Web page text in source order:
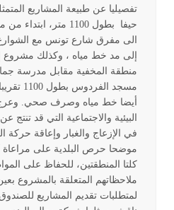
تفصيليا عن طبيعة المشاريع
حيفا بطول 1100 متر،
الى مفرق شارع تونس مع الشوارع
إلى مد خط مياه ، وكذلك مشروع
منطقة المخفية مقابل مدرسة
مسجد
أيضا خط مياه وصرف صحي. وعرج
البيئية والاجتماعية التي قد تنتج
في الإزعاج والغبار وإعاقة حركة
موضحا حرص البلدية على مراعاة
كلتا المنطقتين، للحفاظ على
ملاحظاتهم المتعلقة بالمشروع
لمتطلبات تقديم المشاريع